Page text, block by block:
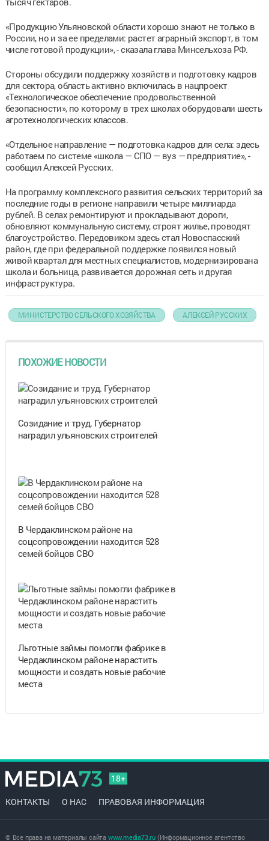
«Продукцию Ульяновской области хорошо знают не только в
России, но и за ее пределами: растет аграрный экспорт, в том
числе готовой продукции», - сказала глава Минсельхоза РФ.
Стороны обсудили поддержку хозяйств и подготовку кадров
для сектора, область активно включилась в нацпроект
«Технологическое обеспечение продовольственной
безопасности», по которому в трех школах оборудовали шесть
агротехнологических классов.
«Отдельное направление — подготовка кадров для села: здесь
работаем по системе «школа — СПО — вуз — предприятие», -
сообщил Алексей Русских.
На программу комплексного развития сельских территорий за
последние годы в регионе направили четыре миллиарда
рублей. В селах ремонтируют и прокладывают дороги,
обновляют коммунальную систему, строят жилье, проводят
благоустройство. Передовиком здесь стал Новоспасский
район, где при федеральной поддержке появился новый
живой квартал для местных специалистов, модернизирована
школа и больница, развивается дорожная сеть и другая
инфраструктура.
МИНИСТЕРСТВО СЕЛЬСКОГО ХОЗЯЙСТВА АЛЕКСЕЙ РУССКИХ
ПОХОЖИЕ НОВОСТИ
Созидание и труд. Губернатор
наградил ульяновских строителей
В Чердаклинском районе на
соцсопровождении находится 528
семей бойцов СВО
Льготные займы помогли фабрике в
Чердаклинском районе нарастить
мощности и создать новые рабочие
места
18+
КОНТАКТЫ О НАС ПРАВОВАЯ ИНФОРМАЦИЯ
© Все права на материалы сайта www.media73.ru(Информационное агентство